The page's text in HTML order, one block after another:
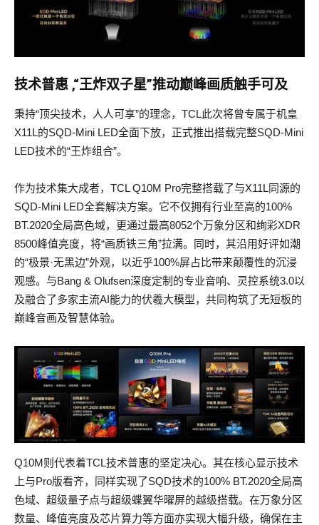
技术普惠 ,“王炸双子星”推动巅峰画质触手可及
秉持“顶尖技术，人人可享”的理念，TCL此次将曾专属于机皇
X11L的SQD-Mini LED全面下放，正式推出搭载完整SQD-Mini
LED技术的“王炸组合”。
作为技术集大成者，TCL Q10M Pro完整搭载了与X11L同源的
SQD-Mini LED全套解决方案。它不仅拥有行业至高的100%
BT.2020全局高色域，更通过最高8052个万象分区和绚彩XDR
8500峰值亮度，将“画质铁三角”拉满。同时，其沿用好评如潮
的“极景·无黑边”外观，以近乎100%屏占比带来颠覆性的沉浸
观感。与Bang & Olufsen深度定制的专业音响、灵控系统3.0以
及融合了多家主流AI能力的伏羲大模型，共同构筑了无短板的
巅峰音画及智慧体验。
Q10M则代表着TCL技术普惠的坚定决心。其在核心显示技术
上与Pro版看齐，同样实现了SQD技术的100% BT.2020全局高
色域、超级量子点与超级蝶翼华曜屏的越级搭载。在万象分区
数量、峰值亮度及芯片算力等方面亦实现大幅升级，确保在主